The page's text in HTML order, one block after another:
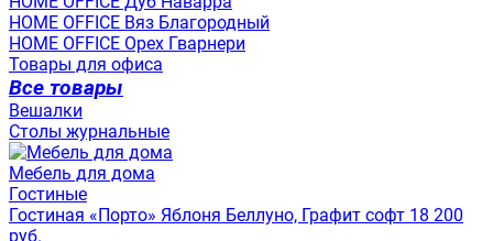
HOME OFFICE Вяз Благородный
HOME OFFICE Орех Гварнери
Товары для офиса
Все товары
Вешалки
Столы журнальные
Мебель для дома
Гостиные
Гостиная «Порто» Яблоня Беллуно, Графит софт 18 200
руб.